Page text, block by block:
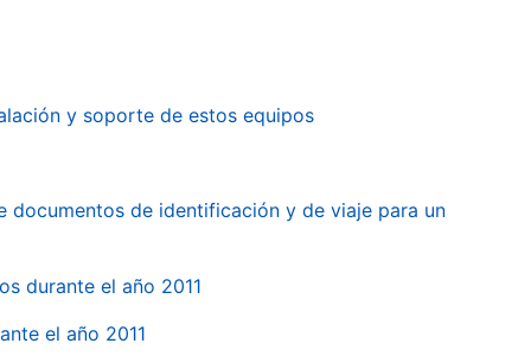
y soporte de estos equipos
de identificación y de viaje para un
durante el año 2011
el año 2011